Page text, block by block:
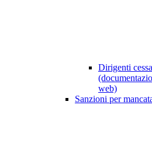
Dirigenti
web)
Sanzioni per